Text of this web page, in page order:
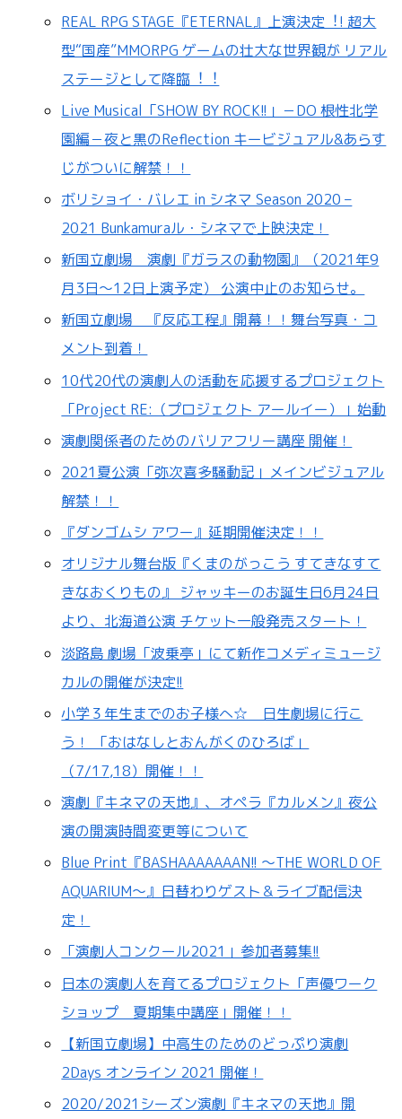
REAL RPG STAGE『ETERNAL』上演決定︕! 超⼤
型“国産”MMORPG ゲームの壮⼤な世界観が リアル
ステージとして降臨︕︕
Live Musical「SHOW BY ROCK!!」－DO 根性北学
園編－夜と黒のReflection キービジュアル&あらす
じがついに解禁！！
ボリショイ・バレエ in シネマ Season 2020 –
2021 Bunkamuraル・シネマで上映決定！
新国立劇場 演劇『ガラスの動物園』（2021年9
月3日～12日上演予定） 公演中止のお知らせ。
新国立劇場 『反応工程』開幕！！舞台写真・コ
メント到着！
10代20代の演劇人の活動を応援するプロジェクト
「Project RE:（プロジェクト アールイー）」始動
演劇関係者のためのバリアフリー講座 開催！
2021夏公演「弥次喜多騒動記」メインビジュアル
解禁！！
『ダンゴムシ アワー』延期開催決定！！
オリジナル舞台版『くまのがっこう すてきなすて
きなおくりもの』 ジャッキーのお誕生日6月24日
より、北海道公演 チケット一般発売スタート！
淡路島 劇場「波乗亭」にて新作コメディミュージ
カルの開催が決定!!
小学３年生までのお子様へ☆ 日生劇場に行こ
う！ 「おはなしとおんがくのひろば」
（7/17,18）開催！！
演劇『キネマの天地』、オペラ『カルメン』夜公
演の開演時間変更等について
Blue Print『BASHAAAAAAAN!! ～THE WORLD OF
AQUARIUM～』日替わりゲスト＆ライブ配信決
定！
「演劇人コンクール2021」参加者募集!!
日本の演劇人を育てるプロジェクト「声優ワーク
ショップ 夏期集中講座」開催！！
【新国立劇場】中高生のためのどっぷり演劇
2Days オンライン 2021 開催！
2020/2021シーズン演劇『キネマの天地』開